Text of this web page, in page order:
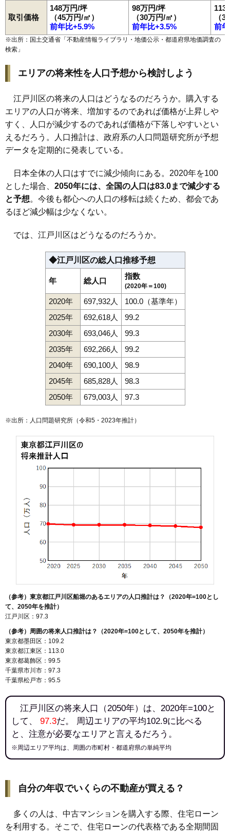
取引価格
148万円/坪
（45万円/㎡）
前年比+5.9%
98万円/坪
（30万円/㎡）
前年比+3.5%
113
（
前
※出所：国土交通省「 不動産情報ライブラリ・地価公示・都道府県地価調査の
検索 」
エリアの将来性を人口予想から検討しよう
江戸川区の将来の人口はどうなるのだろうか。購入する
エリアの人口が将来、増加するのであれば価格が上昇しや
すく、人口が減少するのであれば価格が下落しやすいとい
えるだろう。人口推計は、政府系の人口問題研究所が予想
データを定期的に発表している。
日本全体の人口はすでに減少傾向にある。2020年を100
とした場合、 2050年には、全国の人口は83.0まで減少する
と予想。今後も都心への人口の移転は続くため、都会であ
るほど減少幅は少なくない。
では、江戸川区はどうなるのだろうか。
◆江戸川区の総人口推移予想
年 総人口
指数
(2020年＝100)
2020年 697,932人
100.0（基準年）
2025年
692,618人
99.2
2030年
693,046人
99.3
2035年
692,266人
99.2
2040年
690,100人
98.9
2045年
685,828人
98.3
2050年
679,003人 97.3
※出所：人口問題研究所（令和5・2023年推計）
（参考）東京都江戸川区船堀のあるエリアの人口推計は？（2020年=100とし
て、2050年を推計）
江戸川区：97.3
（参考）周囲の将来人口推計は？（2020年=100として、2050年を推計）
東京都墨田区：109.2
東京都江東区：113.0
東京都葛飾区：99.5
千葉県市川市：97.3
千葉県松戸市：95.5
江戸川区の将来人口（2050年）は、2020年=100と
して、 97.3だ。 周辺エリアの平均102.9に比べる
と、注意が必要なエリアと言えるだろう。
※周辺エリア平均は、周囲の市町村・都道府県の単純平均
自分の年収でいくらの不動産が買える？
多くの人は、中古マンションを購入する際、住宅ローン
を利用する。そこで、住宅ローンの代表格である全期間固